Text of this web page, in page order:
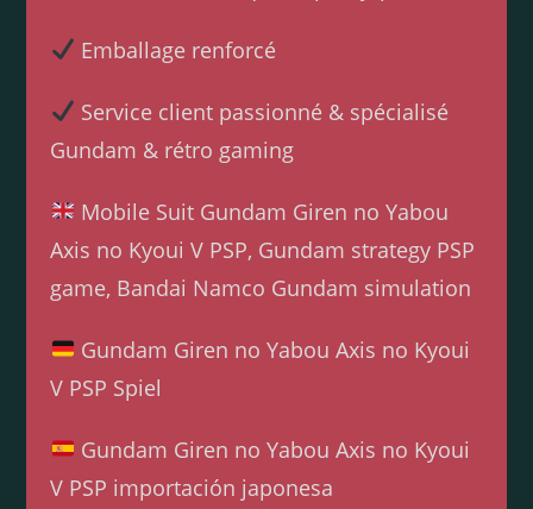
Emballage renforcé
Service client passionné & spécialisé
Gundam & rétro gaming
Mobile Suit Gundam Giren no Yabou
Axis no Kyoui V PSP, Gundam strategy PSP
game, Bandai Namco Gundam simulation
Gundam Giren no Yabou Axis no Kyoui
V PSP Spiel
Gundam Giren no Yabou Axis no Kyoui
V PSP importación japonesa